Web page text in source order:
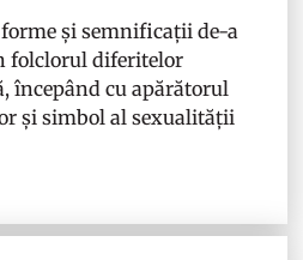
și semnificații de-a
folclorul diferitelor
începând cu apărătorul
și simbol al sexualității